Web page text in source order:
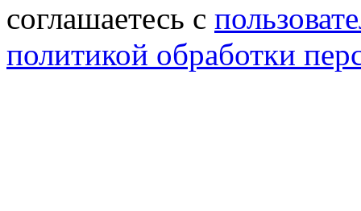
соглашаетесь с
политикой обработки